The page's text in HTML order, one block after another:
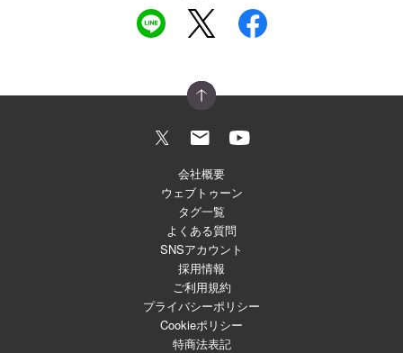
会社概要
ウェブトゥーン
タグ一覧
よくある質問
SNSアカウント
採用情報
ご利用規約
プライバシーポリシー
Cookieポリシー
特商法表記